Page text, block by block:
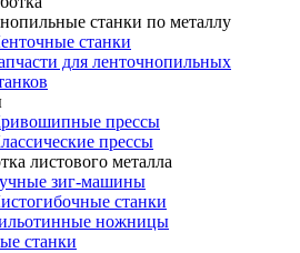
станки по металлу
станки
для ленточнопильных
прессы
прессы
листового металла
зиг-машины
станки
ножницы
станки